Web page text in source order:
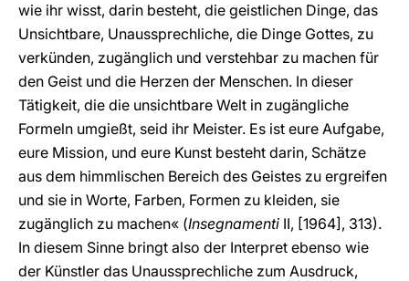
wie ihr wisst, darin besteht, die geistlichen Dinge, das
Unsichtbare, Unaussprechliche, die Dinge Gottes, zu
verkünden, zugänglich und verstehbar zu machen für
den Geist und die Herzen der Menschen. In dieser
Tätigkeit, die die unsichtbare Welt in zugängliche
Formeln umgießt, seid ihr Meister. Es ist eure Aufgabe,
eure Mission, und eure Kunst besteht darin, Schätze
aus dem himmlischen Bereich des Geistes zu ergreifen
und sie in Worte, Farben, Formen zu kleiden, sie
zugänglich zu machen« (Insegnamenti II, [1964], 313).
In diesem Sinne bringt also der Interpret ebenso wie
der Künstler das Unaussprechliche zum Ausdruck,